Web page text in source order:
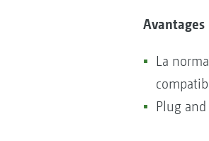
Avantages
La
Plug